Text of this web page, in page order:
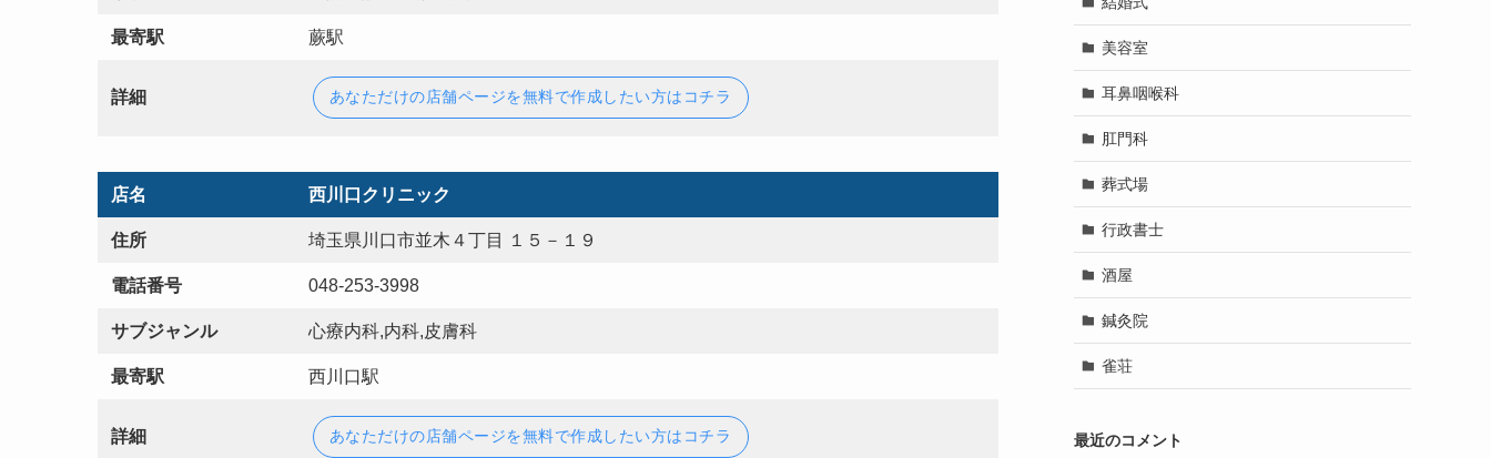
最寄駅 蕨駅
詳細 あなただけの店舗ページを無料で作成したい方はコチラ
店名 西川口クリニック
住所 埼玉県川口市並木４丁目 １５－１９
電話番号 048-253-3998
サブジャンル 心療内科,内科,皮膚科
最寄駅 西川口駅
詳細 あなただけの店舗ページを無料で作成したい方はコチラ
美容室
耳鼻咽喉科
肛門科
葬式場
行政書士
酒屋
鍼灸院
雀荘
最近のコメント